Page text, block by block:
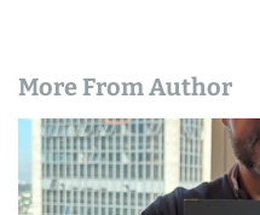
More From Author